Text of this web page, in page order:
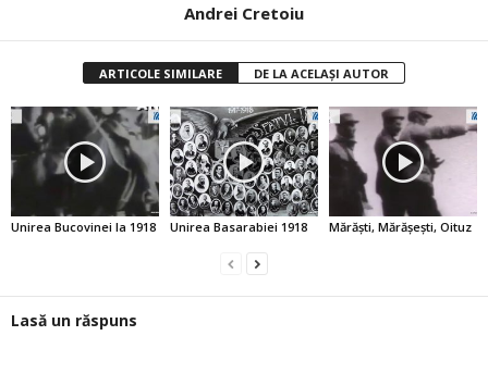
Andrei Cretoiu
ARTICOLE SIMILARE DE LA ACELAȘI AUTOR
Unirea Bucovinei la 1918 Unirea Basarabiei 1918 Mărăşti, Mărăşeşti, Oituz
Lasă un răspuns